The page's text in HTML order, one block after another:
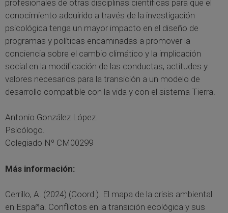
profesionales de otras disciplinas científicas para que el
conocimiento adquirido a través de la investigación
psicológica tenga un mayor impacto en el diseño de
programas y políticas encaminadas a promover la
conciencia sobre el cambio climático y la implicación
social en la modificación de las conductas, actitudes y
valores necesarios para la transición a un modelo de
desarrollo compatible con la vida y con el sistema Tierra.
Antonio González López.
Psicólogo.
Colegiado Nº CM00299
Más información:
Cerrillo, A. (2024) (Coord.). El mapa de la crisis ambiental
en España. Conflictos en la transición ecológica y sus